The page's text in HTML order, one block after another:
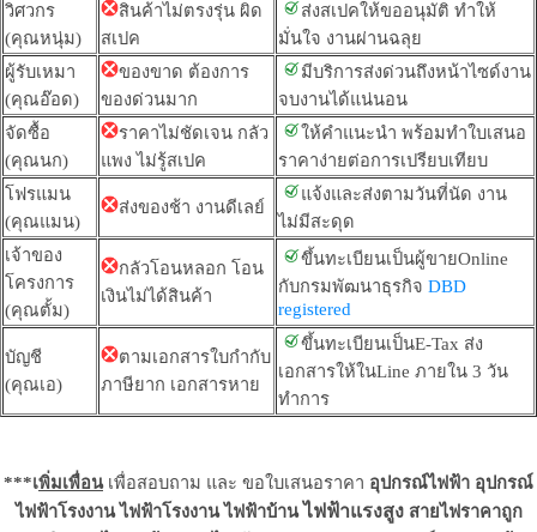
วิศวกร
(คุณหนุ่ม)
สินค้าไม่ตรงรุ่น ผิด
สเปค
ส่งสเปคให้ขออนุมัติ ทำให้
มั่นใจ งานผ่านฉลุย
ผู้รับเหมา
(คุณอ๊อด)
ของขาด ต้องการ
ของด่วนมาก
มีบริการส่งด่วนถึงหน้าไซด์งาน
จบงานได้แน่นอน
จัดซื้อ
(คุณนก)
ราคาไม่ชัดเจน กลัว
แพง ไม่รู้สเปค
ให้คำแนะนำ พร้อมทำใบเสนอ
ราคาง่ายต่อการเปรียบเทียบ
โฟรแมน
(คุณแมน)
ส่งของช้า งานดีเลย์
แจ้งและส่งตามวันที่นัด งาน
ไม่มีสะดุด
เจ้าของ
โครงการ
(คุณตั้ม)
กลัวโอนหลอก โอน
เงินไม่ได้สินค้า
ขึ้นทะเบียนเป็นผู้ขายOnline
กับกรมพัฒนาธุรกิจ DBD
registered
บัญชี
(คุณเอ)
ตามเอกสารใบกำกับ
ภาษียาก เอกสารหาย
ขึ้นทะเบียนเป็นE-Tax ส่ง
เอกสารให้ในLine ภายใน 3 วัน
ทำการ
***เพิ่มเพื่อน เพื่อสอบถาม และ ขอใบเสนอราคา อุปกรณ์ไฟฟ้า อุปกรณ์
ไฟฟ้าโรงงาน ไฟฟ้าโรงงาน ไฟฟ้าบ้าน ไฟฟ้าแรงสูงสายไฟราคาถูก